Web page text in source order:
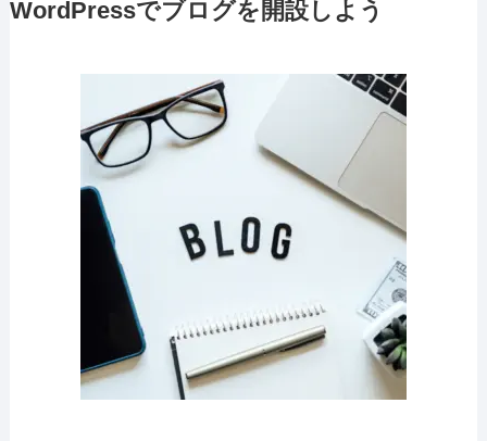
WordPressでブログを開設しよう